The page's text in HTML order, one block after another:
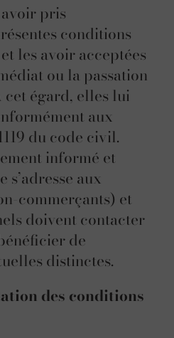
pris
conditions
les avoir acceptées
ou la passation
cet égard, elles lui
aux
du code civil.
informé et
s’adresse aux
commerçants) et
doivent contacter
de
distinctes.
des conditions